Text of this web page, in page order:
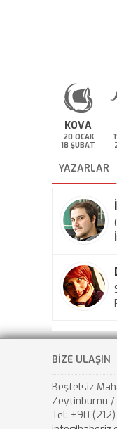
KOVA
20 OCAK
18 ŞUBAT
YAZARLAR
BİZE ULAŞIN
Beştelsiz
Zeytinburnu
Tel: +90